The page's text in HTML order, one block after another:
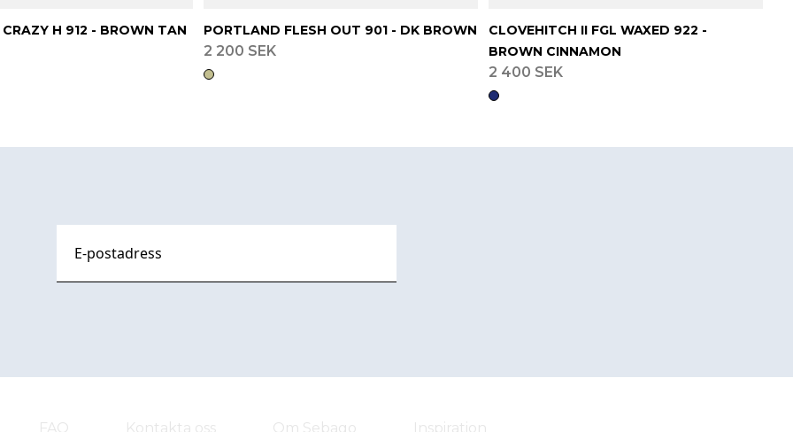
H 912 - BROWN TAN PORTLAND FLESH OUT 901 - DK BROWN
2 200 SEK
CLOVEHITCH II FGL WAXED 922 -
BROWN CINNAMON
2 400 SEK
FAQ Kontakta oss Om Sebago Inspiration